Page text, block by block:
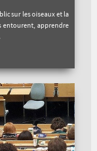
sur les oiseaux et la
entourent, apprendre